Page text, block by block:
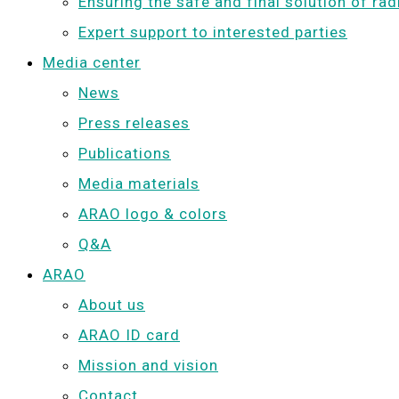
Expert support to interested parties
Media center
News
Press releases
Publications
Media materials
ARAO logo & colors
Q&A
ARAO
About us
ARAO ID card
Mission and vision
Contact